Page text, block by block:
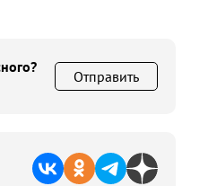
Отправить